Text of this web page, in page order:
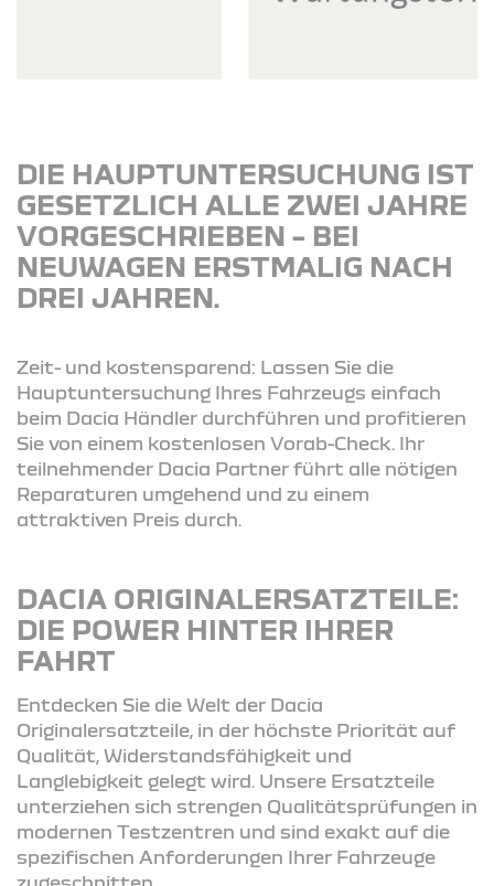
DIE HAUPTUNTERSUCHUNG IST
GESETZLICH ALLE ZWEI JAHRE
VORGESCHRIEBEN – BEI
NEUWAGEN ERSTMALIG NACH
DREI JAHREN.
Zeit- und kostensparend: Lassen Sie die
Hauptuntersuchung Ihres Fahrzeugs einfach
beim Dacia Händler durchführen und profitieren
Sie von einem kostenlosen Vorab-Check. Ihr
teilnehmender Dacia Partner führt alle nötigen
Reparaturen umgehend und zu einem
attraktiven Preis durch.
DACIA ORIGINALERSATZTEILE:
DIE POWER HINTER IHRER
FAHRT
Entdecken Sie die Welt der Dacia
Originalersatzteile, in der höchste Priorität auf
Qualität, Widerstandsfähigkeit und
Langlebigkeit gelegt wird. Unsere Ersatzteile
unterziehen sich strengen Qualitätsprüfungen in
modernen Testzentren und sind exakt auf die
spezifischen Anforderungen Ihrer Fahrzeuge